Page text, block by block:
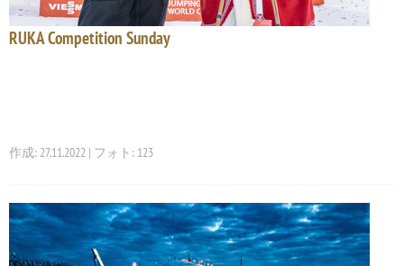
RUKA Competition Sunday
作成: 27.11.2022 | フォト: 123